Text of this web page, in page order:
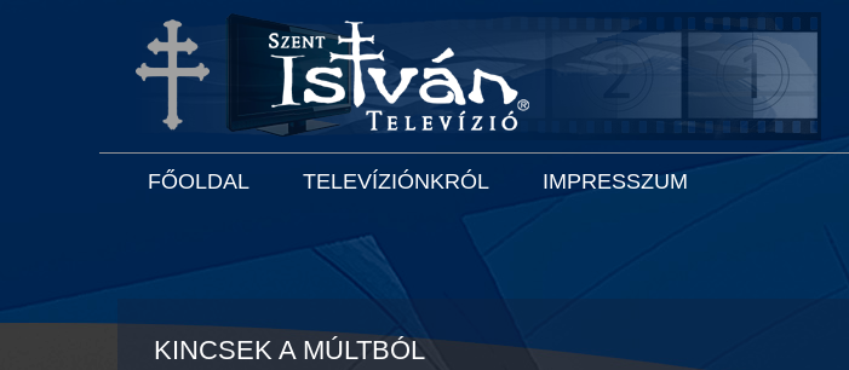
FŐOLDAL TELEVÍZIÓNKRÓL IMPRESSZUM
KINCSEK A MÚLTBÓL